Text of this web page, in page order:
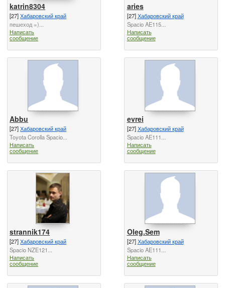
katrin8304
[27]Хабаровский край
пешеход =)...
Написать
сообщение
aries
[27]Хабаровский край
Spacio AE115...
Написать
сообщение
Abbu
[27]Хабаровский край
Toyota Corolla Spacio...
Написать
сообщение
evrei
[27]Хабаровский край
Spacio AE111...
Написать
сообщение
strannik174
[27]Хабаровский край
Spacio NZE121...
Написать
сообщение
Oleg.Sem
[27]Хабаровский край
Spacio AE111...
Написать
сообщение